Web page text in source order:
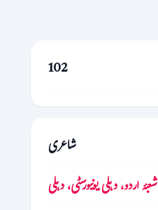
102
شاعری
شعبۂ اردو، دہلی یونیورسٹی، دہلی